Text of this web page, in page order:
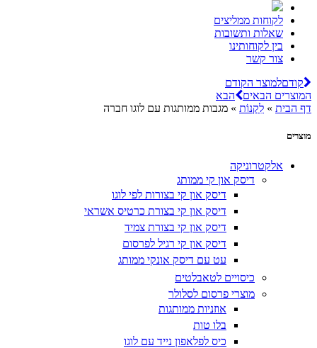
לקוחות ממליצים
שאלות ותשובות
בין לקוחותינו
צור קשר
קודםלמוצר הקודם
המוצרים הבאים
הבא
דף הבית » לִקְנוֹת » מגבות ממותגות עם לוגו חברה
מוצרים
אלקטרוניקה
דיסק און קי ממותג
דיסק און קי בצורות לפי לוגו
דיסק און קי בצורת כרטיס אשראי
דיסק און קי בצורת צמיד
דיסק און קי רגיל לפרסום
עט עם דיסק אונקי ממותג
כיסויים לטאבלטים
מוצרי פרסום לסלולר
אוזניות ממותגות
בלו טות
כיס לפלאפון נייד עם לוגו